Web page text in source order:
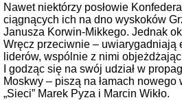
Nawet niektórzy posłowie
ciągnących ich na dno wyskoków
Janusza Korwin-Mikkego. Jednak
Wręcz przeciwnie – uwiarygadniają
liderów, wspólnie z nimi
I godząc się na swój udział w
Moskwy – piszą na łamach
„Sieci” Marek Pyza i Marcin Wikło.